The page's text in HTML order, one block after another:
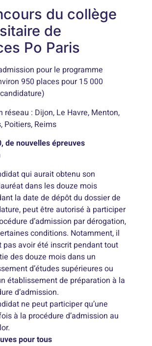
du collège
de
Po Paris
pour le programme
950 places pour 15 000
réseau : Dijon, Le Havre, Menton,
Poitiers, Reims
de nouvelles épreuves
qui aurait obtenu son
dans les douze mois
la date de dépôt du dossier de
peut être autorisé à participer
d’admission par dérogation,
conditions. Notamment, il
pas avoir été inscrit pendant tout
des douze mois dans un
d’études supérieures ou
établissement de préparation à la
d’admission.
ne peut participer qu’une
à la procédure d’admission au
pour tous